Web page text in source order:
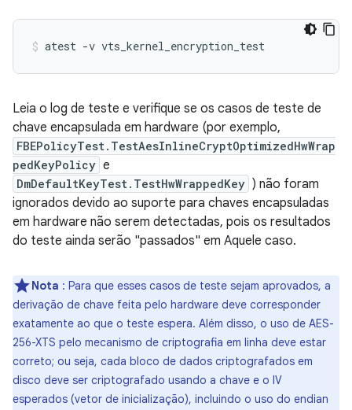
Leia o log de teste e verifique se os casos de teste de
chave encapsulada em hardware (por exemplo,
FBEPolicyTest.TestAesInlineCryptOptimizedHwWrap
pedKeyPolicy e
DmDefaultKeyTest.TestHwWrappedKey ) não foram
ignorados devido ao suporte para chaves encapsuladas
em hardware não serem detectadas, pois os resultados
do teste ainda serão "passados" em Aquele caso.
Nota : Para que esses casos de teste sejam aprovados, a
derivação de chave feita pelo hardware deve corresponder
exatamente ao que o teste espera. Além disso, o uso de AES-
256-XTS pelo mecanismo de criptografia em linha deve estar
correto; ou seja, cada bloco de dados criptografados em
disco deve ser criptografado usando a chave e o IV
esperados (vetor de inicialização), incluindo o uso do endian